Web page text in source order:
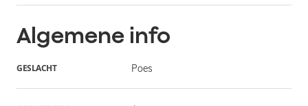
Algemene info
GESLACHT Poes